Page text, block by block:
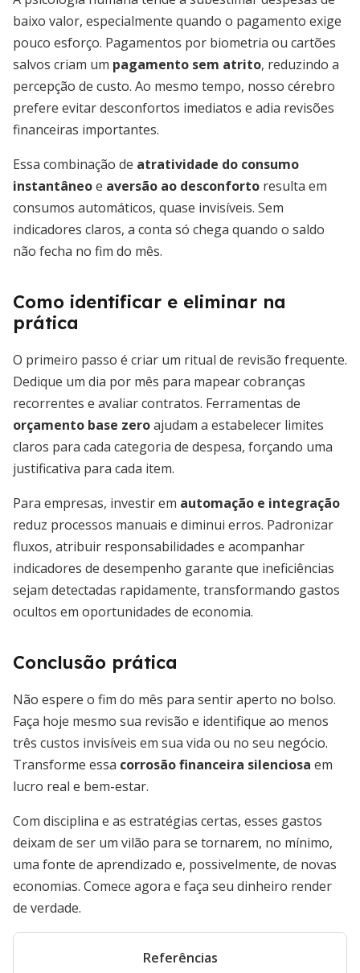
baixo valor, especialmente quando o pagamento exige
pouco esforço. Pagamentos por biometria ou cartões
salvos criam um pagamento sem atrito, reduzindo a
percepção de custo. Ao mesmo tempo, nosso cérebro
prefere evitar desconfortos imediatos e adia revisões
financeiras importantes.
Essa combinação de atratividade do consumo
instantâneoe aversão ao desconforto resulta em
consumos automáticos, quase invisíveis. Sem
indicadores claros, a conta só chega quando o saldo
não fecha no fim do mês.
Como identificar e eliminar na
prática
O primeiro passo é criar um ritual de revisão frequente.
Dedique um dia por mês para mapear cobranças
recorrentes e avaliar contratos. Ferramentas de
orçamento base zeroajudam a estabelecer limites
claros para cada categoria de despesa, forçando uma
justificativa para cada item.
Para empresas, investir em automação e integração
reduz processos manuais e diminui erros. Padronizar
fluxos, atribuir responsabilidades e acompanhar
indicadores de desempenho garante que ineficiências
sejam detectadas rapidamente, transformando gastos
ocultos em oportunidades de economia.
Conclusão prática
Não espere o fim do mês para sentir aperto no bolso.
Faça hoje mesmo sua revisão e identifique ao menos
três custos invisíveis em sua vida ou no seu negócio.
Transforme essa corrosão financeira silenciosa em
lucro real e bem-estar.
Com disciplina e as estratégias certas, esses gastos
deixam de ser um vilão para se tornarem, no mínimo,
uma fonte de aprendizado e, possivelmente, de novas
economias. Comece agora e faça seu dinheiro render
de verdade.
Referências